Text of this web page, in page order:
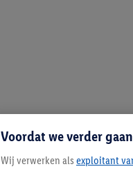
Voordat we verder
Wij verwerken als exploitant